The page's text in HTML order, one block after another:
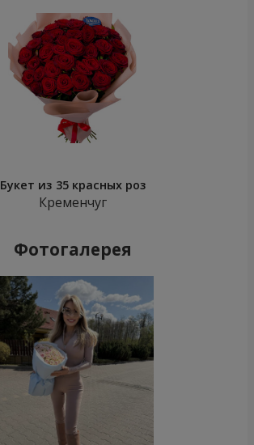
Букет из 35 красных роз
Кременчуг
Фотогалерея